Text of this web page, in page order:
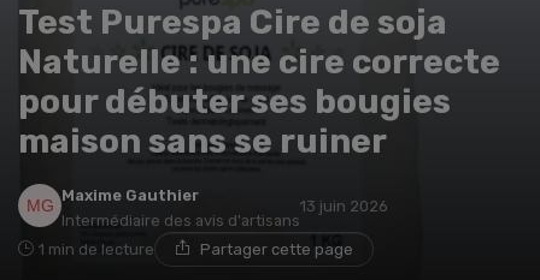
Test Purespa Cire de soja
Naturelle : une cire correcte
pour débuter ses bougies
maison sans se ruiner
Maxime Gauthier
Intermédiaire des avis d'artisans
13 juin 2026
1 min de lecture Partager cette page